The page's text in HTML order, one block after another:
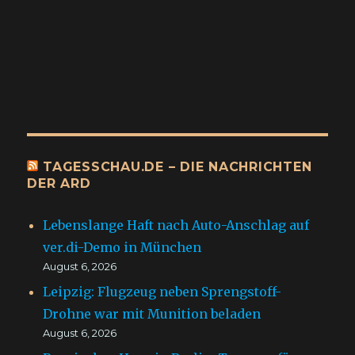
TAGESSCHAU.DE – DIE NACHRICHTEN
DER ARD
Lebenslange Haft nach Auto-Anschlag auf
ver.di-Demo in München
August 6, 2026
Leipzig: Flugzeug neben Sprengstoff-
Drohne war mit Munition beladen
August 6, 2026